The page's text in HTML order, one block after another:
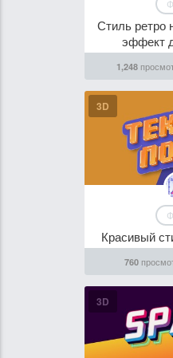
Стиль ретро
эффект
1,248
3D
Красивый
760
3D